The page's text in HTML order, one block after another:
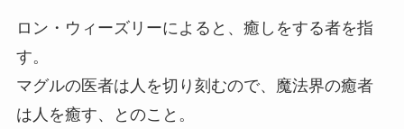
ロン・ウィーズリーによると、癒しをする者を指
す。
マグルの医者は人を切り刻むので、魔法界の癒者
は人を癒す、とのこと。